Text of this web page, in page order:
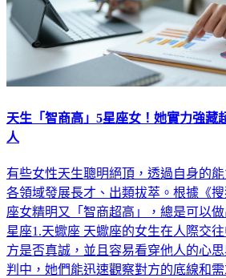
天生「智商高」5星座女！她實力強
人
有些女性天生聰明絕頂，透過自身的
各領域發展長才、出類拔萃。根據《
座女精明又「智商超高」，總是可以
星座1.天蠍座 天蠍座的女生在人際交
方是否真誠，並且容易看穿他人的心
判中，她們能迅速觀察對方的底線和